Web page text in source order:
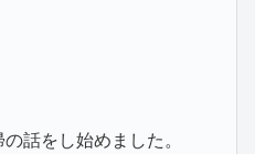
話をし始めました。